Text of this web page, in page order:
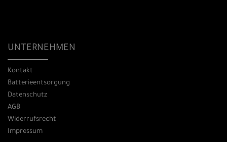
UNTERNEHMEN
Kontakt
Batterieentsorgung
Datenschutz
AGB
Widerrufsrecht
Impressum